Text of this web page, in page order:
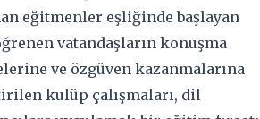
eğitmenler eşliğinde başlayan
vatandaşların konuşma
ve özgüven kazanmalarına
kulüp çalışmaları, dil